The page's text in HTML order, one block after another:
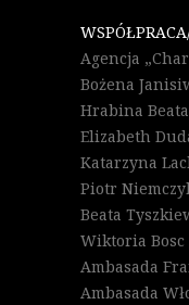
Agencja
Bożena
Hrabina
Elizabeth
Katarzyna
Piotr
Beata
Wiktoria Bosc
Ambasada
Ambasada